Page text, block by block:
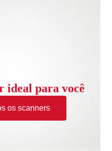
ideal para você
os scanners